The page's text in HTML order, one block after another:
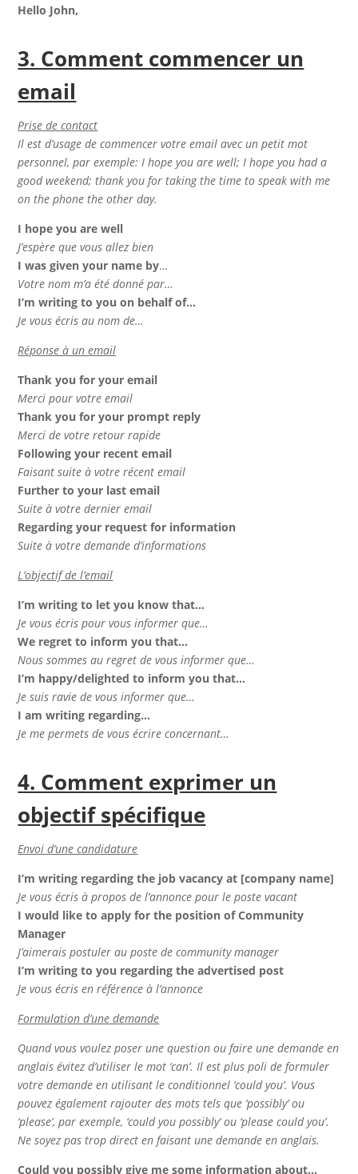
Hello John,
3. Comment commencer un
email
Prise de contact
Il est d’usage de commencer votre email avec un petit mot
personnel, par exemple: I hope you are well; I hope you had a
good weekend; thank you for taking the time to speak with me
on the phone the other day.
I hope you are well
J’espère que vous allez bien
I was given your name by…
Votre nom m’a été donné par…
I’m writing to you on behalf of…
Je vous écris au nom de…
Réponse à un email
Thank you for your email
Merci pour votre email
Thank you for your prompt reply
Merci de votre retour rapide
Following your recent email
Faisant suite à votre récent email
Further to your last email
Suite à votre dernier email
Regarding your request for information
Suite à votre demande d’informations
L’objectif de l’email
I’m writing to let you know that…
Je vous écris pour vous informer que…
We regret to inform you that…
Nous sommes au regret de vous informer que…
I’m happy/delighted to inform you that…
Je suis ravie de vous informer que…
I am writing regarding…
Je me permets de vous écrire concernant…
4. Comment exprimer un
objectif spécifique
Envoi d’une candidature
I’m writing regarding the job vacancy at [company name]
Je vous écris à propos de l’annonce pour le poste vacant
I would like to apply for the position of Community
Manager
J’aimerais postuler au poste de community manager
I’m writing to you regarding the advertised post
Je vous écris en référence à l’annonce
Formulation d’une demande
Quand vous voulez poser une question ou faire une demande en
anglais évitez d’utiliser le mot ‘can’. Il est plus poli de formuler
votre demande en utilisant le conditionnel ‘could you’. Vous
pouvez également rajouter des mots tels que ‘possibly’ ou
‘please’, par exemple, ‘could you possibly’ ou ‘please could you’.
Ne soyez pas trop direct en faisant une demande en anglais.
Could you possibly give me some information about…